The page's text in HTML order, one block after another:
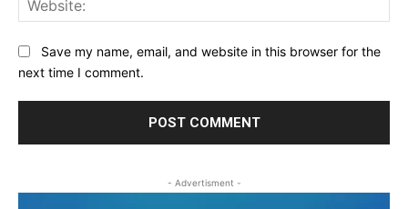
Save my name, email, and website in this browser for the
next time I comment.
- Advertisment -